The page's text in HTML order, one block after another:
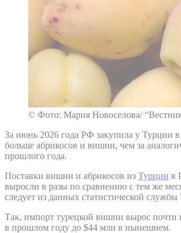
© Фото: Мария Новоселова/
За июнь 2026 года РФ закупила у Турции в
больше абрикосов и вишни, чем за
прошлого года.
Поставки вишни и абрикосов из Турции в
выросли в разы по сравнению с тем же
следует из данных статистической
Так, импорт турецкой вишни вырос почти
в прошлом году до $44 млн в нынешнем.